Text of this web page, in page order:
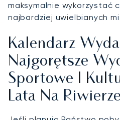
maksymalnie wykorzystać
najbardziej uwielbianych
Kalendarz
Najgorętsze
Sportowe I
Lata Na